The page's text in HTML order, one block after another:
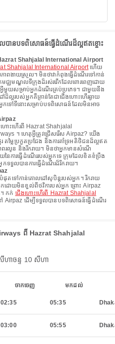
បានបទពិសោធន៍ធ្វើដំណើរដ៏ល្អឥតខ្ចោះ
Hazrat Shahjalal International Airport
Shahjalal International Airportហើយ
ភាពងាយស្រួល។ មិនថាវាកំពុងធ្វើដំណើរទៅកាន់
មជ្ឈមណ្ឌលទីក្រុងដ៏រស់រវើកដែលពោរពេញដោយ
អ្វីមួយសម្រាប់អ្នកដំណើរគ្រប់ប្រភេទ។ ជាមួយនឹង
ល្អរបស់អ្នកគឺគ្រាន់តែជាជើងហោះហើរឆ្ងាយ
នកទៅទីនោះសម្រាប់បទពិសោធន៍ដែលមិនអាច
ហោះហើរពី Hazrat Shahjalal
។ ហេតុអ្វីត្រូវជ្រើសរើស Airpaz? យើង
តម្លៃប្រកួតប្រជែង និងការគាំទ្រអតិថិជនដ៏ល្អឥត
ភាពរលូន និងរីករាយ។ មិនថាអ្នកមានសំណើ
ារធ្វើដំណើររបស់អ្នកទេ ក្រុមដែលខិតខំប្រឹង
ទទួលបានការធ្វើដំណើរដ៏រីករាយ។
តទៅកាន់គោលដៅសុបិន្តរបស់អ្នក។ រីករាយ
ោយមិនខ្វល់ពីថវិការបស់អ្នក ព្រោះ Airpaz
។ កក់ ជើងហោះហើរពី Hazrat Shahjalal
Airpaz ដើម្បីទទួលបានបទពិសោធន៍ធ្វើដំណើរ
ពី Hazrat Shahjalal
ហាចន្ទ 10 សីហា
ចាកចេញ មកដល់
02:35 05:35
03:00 05:55